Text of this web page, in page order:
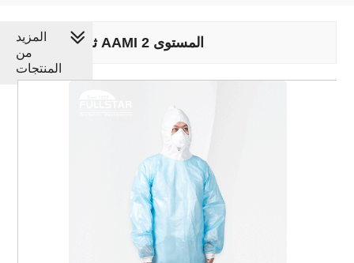
ثوب العزلة AAMI المستوى 2
المزيد
من
المنتجات